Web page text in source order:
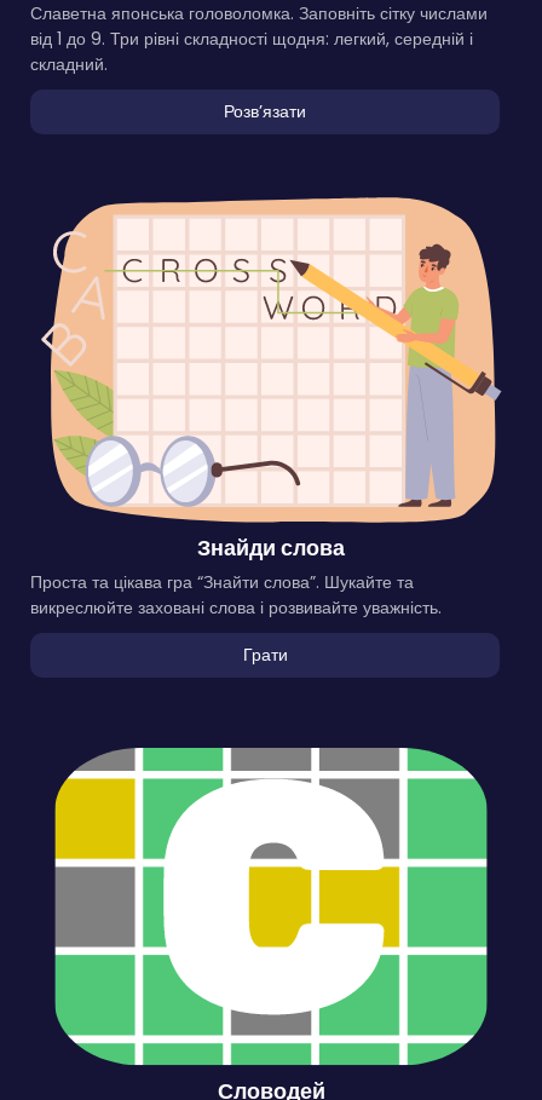
Славетна японська головоломка. Заповніть сітку числами
від 1 до 9. Три рівні складності щодня: легкий, середній і
складний.
Розвʼязати
Знайди слова
Проста та цікава гра “Знайти слова”. Шукайте та
викреслюйте заховані слова і розвивайте уважність.
Грати
Словодей